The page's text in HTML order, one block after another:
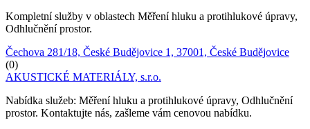
Kompletní služby v oblastech Měření hluku a protihlukové úpravy,
Odhlučnění prostor.
Čechova 281/18, České Budějovice 1, 37001, České Budějovice
(0)
AKUSTICKÉ MATERIÁLY, s.r.o.
Nabídka služeb: Měření hluku a protihlukové úpravy, Odhlučnění
prostor. Kontaktujte nás, zašleme vám cenovou nabídku.